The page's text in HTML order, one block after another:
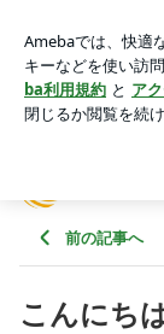
おなる 空より
アプリをダウン
ょう。
前の記事へ
こんにち